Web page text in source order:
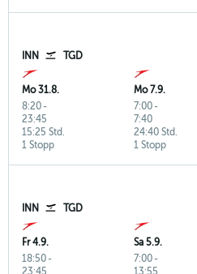
INN TGD
Mo 31.8.
8:20-
23:45
1 Stopp
15:25 Std.
Mo 7.9.
7:00-
7:40
1 Stopp
24:40 Std.
INN TGD
Fr 4.9.
18:50-
23:45
Sa 5.9.
7:00-
13:55